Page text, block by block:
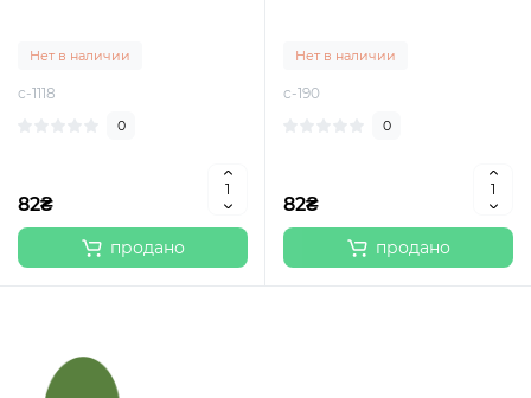
Нет в наличии
c-1118
0
82₴
продано
Нет в наличии
c-190
0
82₴
продано